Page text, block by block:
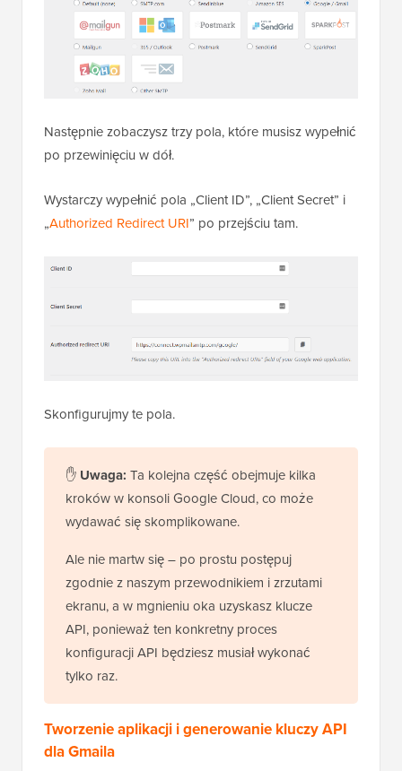
Następnie zobaczysz trzy pola, które musisz wypełnić
po przewinięciu w dół.
Wystarczy wypełnić pola „Client ID”, „Client Secret” i
„Authorized Redirect URI” po przejściu tam.
Skonfigurujmy te pola.
✋ Uwaga: Ta kolejna część obejmuje kilka
kroków w konsoli Google Cloud, co może
wydawać się skomplikowane.
Ale nie martw się – po prostu postępuj
zgodnie z naszym przewodnikiem i zrzutami
ekranu, a w mgnieniu oka uzyskasz klucze
API, ponieważ ten konkretny proces
konfiguracji API będziesz musiał wykonać
tylko raz.
Tworzenie aplikacji i generowanie kluczy API
dla Gmaila